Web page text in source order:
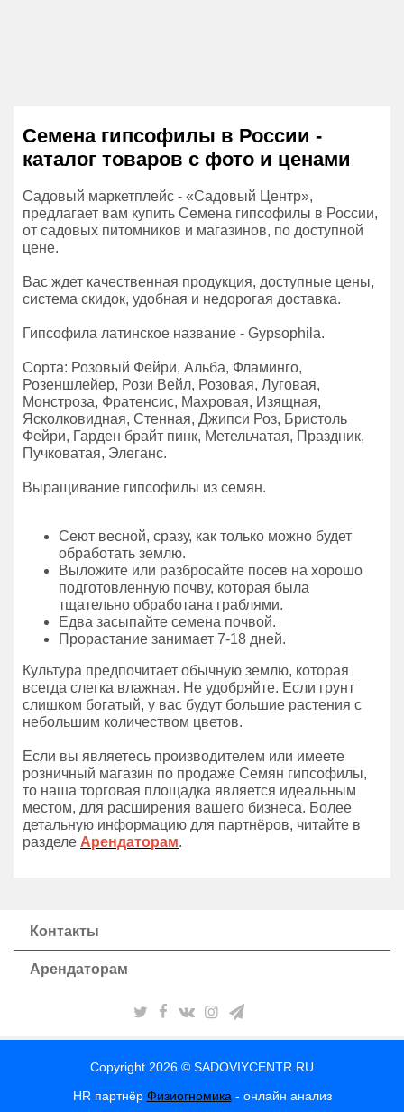
Семена гипсофилы в России -
каталог товаров с фото и ценами
Садовый маркетплейс - «Садовый Центр»,
предлагает вам купить Семена гипсофилы в России,
от садовых питомников и магазинов, по доступной
цене.
Вас ждет качественная продукция, доступные цены,
система скидок, удобная и недорогая доставка.
Гипсофила латинское название - Gypsophila.
Сорта: Розовый Фейри, Альба, Фламинго,
Розеншлейер, Рози Вейл, Розовая, Луговая,
Монстроза, Фратенсис, Махровая, Изящная,
Ясколковидная, Стенная, Джипси Роз, Бристоль
Фейри, Гарден брайт пинк, Метельчатая, Праздник,
Пучковатая, Элеганс.
Выращивание гипсофилы из семян.
Сеют весной, сразу, как только можно будет
обработать землю.
Выложите или разбросайте посев на хорошо
подготовленную почву, которая была
тщательно обработана граблями.
Едва засыпайте семена почвой.
Прорастание занимает 7-18 дней.
Культура предпочитает обычную землю, которая
всегда слегка влажная. Не удобряйте. Если грунт
слишком богатый, у вас будут большие растения с
небольшим количеством цветов.
Если вы являетесь производителем или имеете
розничный магазин по продаже Семян гипсофилы,
то наша торговая площадка является идеальным
местом, для расширения вашего бизнеса. Более
детальную информацию для партнёров, читайте в
разделе Арендаторам.
Контакты
Арендаторам
Copyright 2026 © SADOVIYCENTR.RU
HR партнёр Физиогномика - онлайн анализ